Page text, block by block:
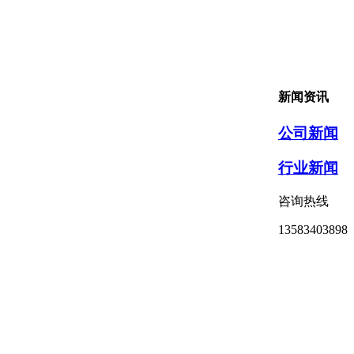
新闻资讯
公司新闻
行业新闻
咨询热线
13583403898